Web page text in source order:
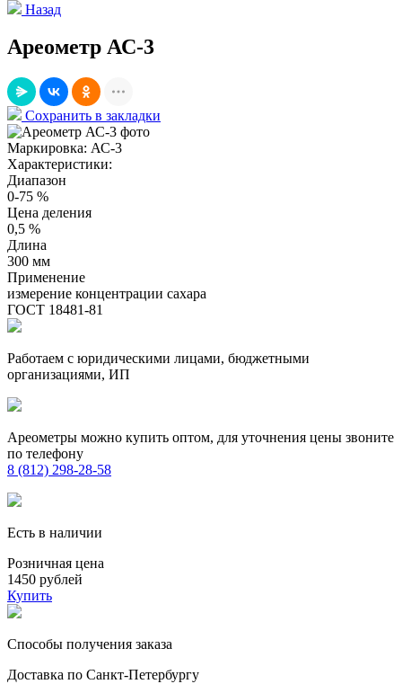
Назад
Ареометр АС-3
Сохранить в закладки
Маркировка: АС-3
Характеристики:
Диапазон
0-75 %
Цена деления
0,5 %
Длина
300 мм
Применение
измерение концентрации сахара
ГОСТ 18481-81
Работаем с юридическими лицами, бюджетными
организациями, ИП
Ареометры можно купить оптом, для уточнения цены звоните
по телефону
8 (812) 298-28-58
Есть в наличии
Розничная цена
1450 рублей
Купить
Способы получения заказа
Доставка по Санкт-Петербургу